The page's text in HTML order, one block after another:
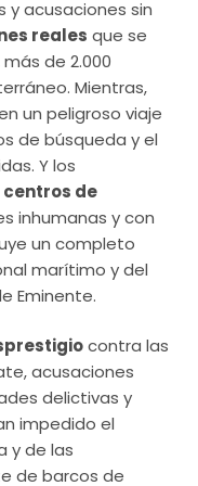
y acusaciones sin
reales que se
de 2.000
Mientras,
un peligroso viaje
de búsqueda y el
Y los
de
inhumanas y con
un completo
marítimo y del
Eminente.
contra las
acusaciones
delictivas y
impedido el
y de las
de barcos de